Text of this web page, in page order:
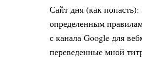
Сайт дня (как
определенным
с канала Google для
переведенные мной